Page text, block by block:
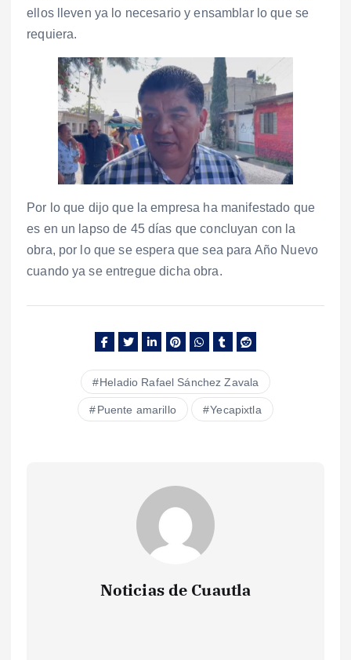
ellos lleven ya lo necesario y ensamblar lo que se
requiera.
Por lo que dijo que la empresa ha manifestado que
es en un lapso de 45 días que concluyan con la
obra, por lo que se espera que sea para Año Nuevo
cuando ya se entregue dicha obra.
Heladio Rafael Sánchez Zavala
Puente amarillo Yecapixtla
Noticias de Cuautla